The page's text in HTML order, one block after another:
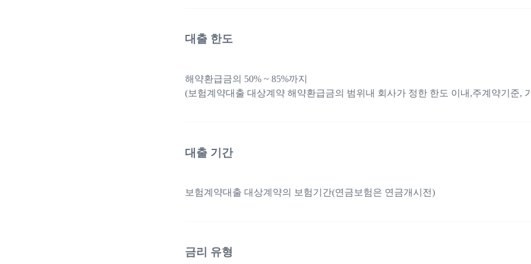
대출 한도
해약환급금의 50% ~ 85%까지
(보험계약대출 대상계약 해약환급금의 범위내 회사가 정한 한도 이내,주계약기준,
대출 기간
보험계약대출 대상계약의 보험기간(연금보험은 연금개시전)
금리 유형